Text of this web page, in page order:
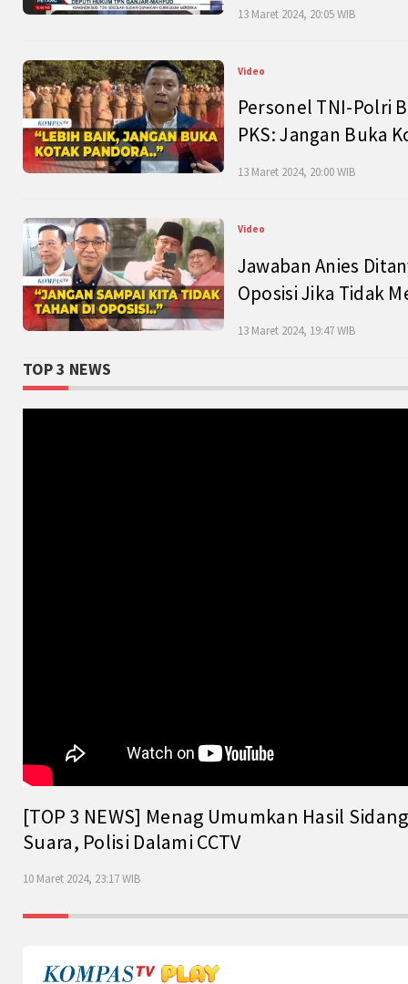
13 Maret 2024, 20:05 WIB
Video
Personel TNI-Polri
PKS: Jangan Buka
13 Maret 2024, 20:00 WIB
Video
Jawaban Anies
Oposisi Jika Tidak
13 Maret 2024, 19:47 WIB
TOP 3 NEWS
[TOP 3 NEWS] Menag Umumkan Hasil
Suara, Polisi Dalami CCTV
10 Maret 2024, 23:17 WIB